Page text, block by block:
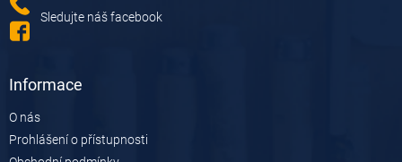
Sledujte náš facebook
Informace
O nás
Prohlášení o přístupnosti